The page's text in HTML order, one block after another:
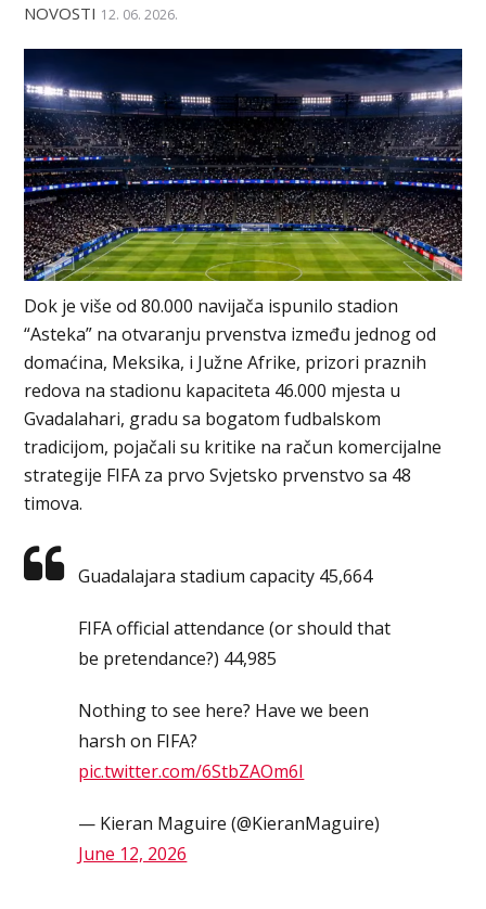
NOVOSTI 12. 06. 2026.
Dok je više od 80.000 navijača ispunilo stadion
“Asteka” na otvaranju prvenstva između jednog od
domaćina, Meksika, i Južne Afrike, prizori praznih
redova na stadionu kapaciteta 46.000 mjesta u
Gvadalahari, gradu sa bogatom fudbalskom
tradicijom, pojačali su kritike na račun komercijalne
strategije FIFA za prvo Svjetsko prvenstvo sa 48
timova.
Guadalajara stadium capacity 45,664
FIFA official attendance (or should that
be pretendance?) 44,985
Nothing to see here? Have we been
harsh on FIFA?
pic.twitter.com/6StbZAOm6I
— Kieran Maguire (@KieranMaguire)
June 12, 2026